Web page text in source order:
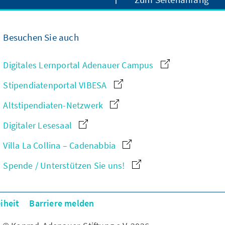
Besuchen Sie auch
Digitales Lernportal Adenauer Campus
Stipendiatenportal VIBESA
Altstipendiaten-Netzwerk
Digitaler Lesesaal
Villa La Collina – Cadenabbia
Spende / Unterstützen Sie uns!
Barriere melden